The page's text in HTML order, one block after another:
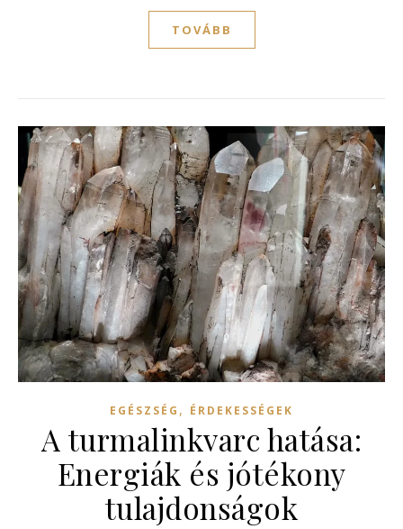
TOVÁBB
EGÉSZSÉG , ÉRDEKESSÉGEK
A turmalinkvarc hatása:
Energiák és jótékony
tulajdonságok